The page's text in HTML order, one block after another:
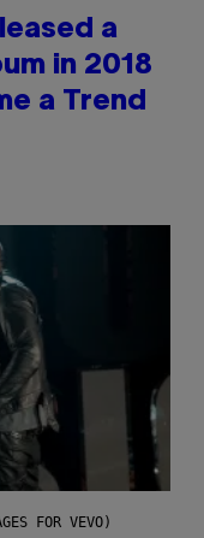
a
in 2018
a Trend
FOR VEVO)